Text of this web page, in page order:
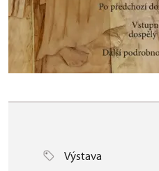
Výstava